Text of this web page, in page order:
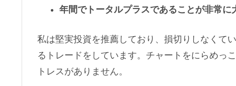
年間でトータルプラスであることが非常に
私は堅実投資を推薦しており、損切りしなくて
るトレードをしています。チャートをにらめっ
トレスがありません。